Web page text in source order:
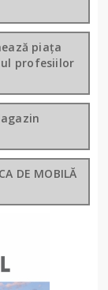
piața
profesiilor
DE MOBILĂ